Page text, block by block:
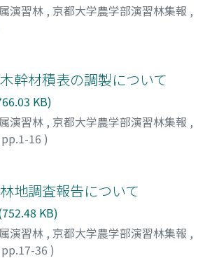
演習林 , 京都大学農学部演習林集報 ,
幹材積表の調製について
KB)
演習林 , 京都大学農学部演習林集報 ,
pp.1-16 )
地調査報告について
KB)
演習林 , 京都大学農学部演習林集報 ,
pp.17-36 )